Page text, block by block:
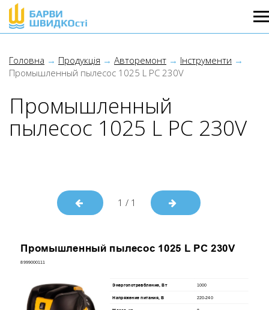
Головна Продукція Авторемонт
Інструменти
Промышленный пылесос 1025 L PC 230V
Промышленный
пылесос 1025 L PC 230V
1 / 1